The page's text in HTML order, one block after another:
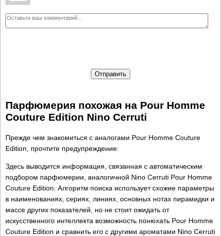
Отправить
Парфюмерия похожая на Pour Homme
Couture Edition Nino Cerruti
Прежде чем знакомиться с аналогами Pour Homme Couture
Edition, прочтите предупреждение:
Здесь выводится информация, связанная с автоматическим
подбором парфюмерии, аналогичной Nino Cerruti Pour Homme
Couture Edition. Алгоритм поиска использует схожие параметры
в наименованиях, сериях, линиях, основных нотах пирамидки и
массе других показателей, но не стоит ожидать от
искусственного интеллекта возможность понюхать Pour Homme
Couture Edition и сравнить его с другими ароматами Nino Cerruti